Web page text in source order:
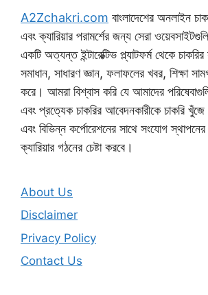
A2Zchakri.com বাংলাদেশের অনলাইন
এবং ক্যারিয়ার পরামর্শের জন্য সেরা
একটি অত্যন্ত ইন্টারেক্টিভ প্ল্যাটফর্ম থেকে চাকরির
সমাধান, সাধারণ জ্ঞান, ফলাফলের খবর, শিক্ষা
করে। আমরা বিশ্বাস করি যে আমাদের
এবং প্রত্যেক চাকরির আবেদনকারীকে চাকরি খুঁজে
এবং বিভিন্ন কর্পোরেশনের সাথে সংযোগ
ক্যারিয়ার গঠনের চেষ্টা করবে।
About Us
Disclaimer
Privacy Policy
Contact Us